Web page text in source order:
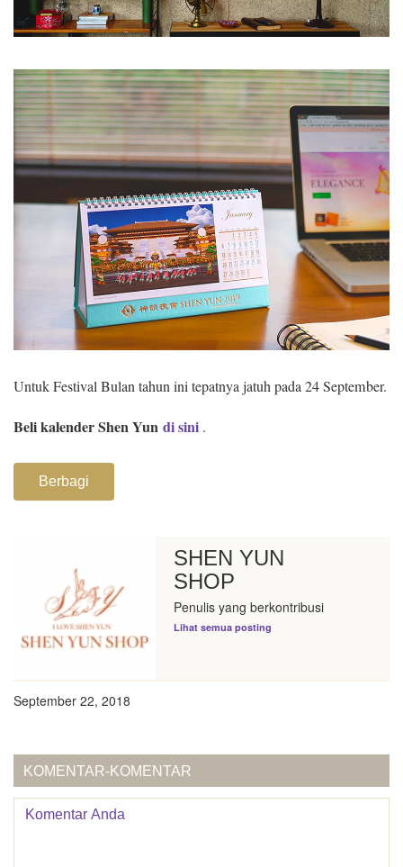
Untuk Festival Bulan tahun ini tepatnya jatuh pada 24 September.
Beli kalender Shen Yun di sini .
Berbagi
SHEN YUN
SHOP
Penulis yang berkontribusi
Lihat semua posting
September 22, 2018
KOMENTAR-KOMENTAR